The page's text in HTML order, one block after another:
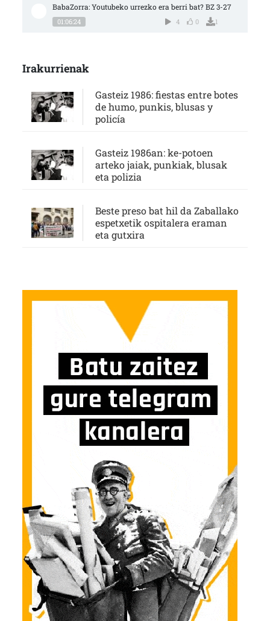
BabaZorra: Youtubeko urrezko era berri bat? BZ 3-27
01:06:24 4 0 1
Irakurrienak
Gasteiz 1986: fiestas entre botes
de humo, punkis, blusas y
policía
Gasteiz 1986an: ke-potoen
arteko jaiak, punkiak, blusak
eta polizia
Beste preso bat hil da Zaballako
espetxetik ospitalera eraman
eta gutxira